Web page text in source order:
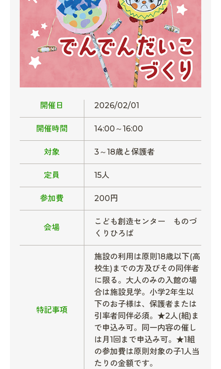
開催日 2026/02/01
開催時間 14:00～16:00
対象 3～18歳と保護者
定員 15人
参加費 200円
会場
こども創造センター ものづ
くりひろば
特記事項
施設の利用は原則18歳以下(高
校生)までの方及びその同伴者
に限る。大人のみの入館の場
合は施設見学。小学2年生以
下のお子様は、保護者または
引率者同伴必須。★2人(組)ま
で申込み可。同一内容の催し
は月1回まで申込み可。★1組
の参加費は原則対象の子1人当
たりの金額です。